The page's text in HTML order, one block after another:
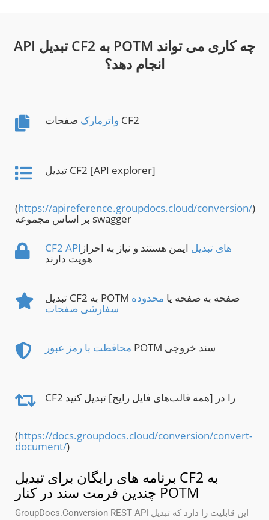
API تبدیل CF2 به POTM چه کاری می تواند
انجام دهد؟
واترمارک صفحات CF2
تبدیل CF2 [API explorer]
(https://apireference.groupdocs.cloud/conversion/)
بر اساس مجموعه swagger
CF2 APIهای تبدیل ایمن هستند و نیاز به احراز
هویت دارند
تبدیل CF2 به POTM صفحه به صفحه یا محدوده
سفارشی صفحات
محافظت با رمز عبور POTM سند خروجی
CF2 را در [همه قالب‌های فایل رایج] تبدیل کنید
(https://docs.groupdocs.cloud/conversion/convert-
document/)
برنامه های رایگان برای تبدیل CF2 به
چندین فرمت سند در کنار POTM
GroupDocs.Conversion REST API این قابلیت را دارد که تبدیل